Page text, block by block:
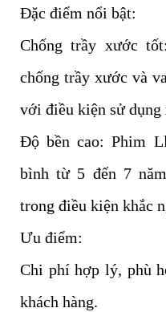
Đặc điểm nổi bật:
Chống trầy xước
chống trầy xước và
với điều kiện sử dụng
Độ bền cao: Phim
bình từ 5 đến 7
trong điều kiện khắc
Ưu điểm:
Chi phí hợp lý, phù
khách hàng.